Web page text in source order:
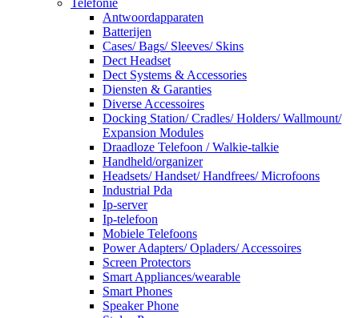
Antwoordapparaten
Batterijen
Cases/ Bags/ Sleeves/ Skins
Dect Headset
Dect Systems & Accessories
Diensten & Garanties
Diverse Accessoires
Docking Station/ Cradles/ Holders/ Wallmount/
Expansion Modules
Draadloze Telefoon / Walkie-talkie
Handheld/organizer
Headsets/ Handset/ Handfrees/ Microfoons
Industrial Pda
Ip-server
Ip-telefoon
Mobiele Telefoons
Power Adapters/ Opladers/ Accessoires
Screen Protectors
Smart Appliances/wearable
Smart Phones
Speaker Phone